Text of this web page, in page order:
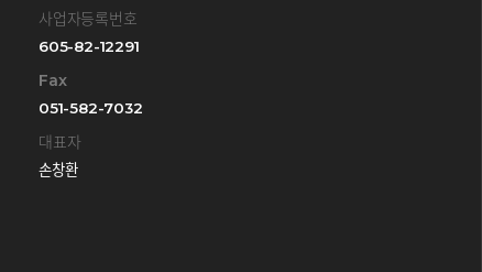
사업자등록번호
605-82-12291
Fax
051-582-7032
대표자
손창환